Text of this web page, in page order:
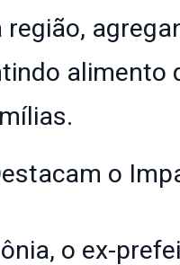
alimento
o
o ex-